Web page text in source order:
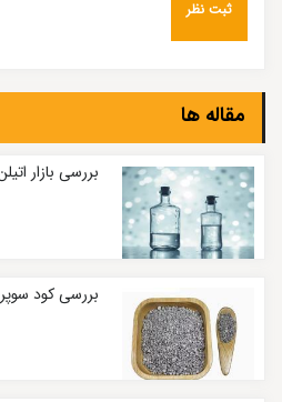
مقاله ها
بررسی بازار
بررسی کود